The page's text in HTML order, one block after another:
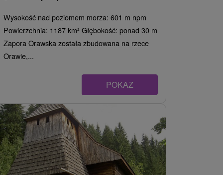
Wysokość nad poziomem morza: 601 m npm
Powierzchnia: 1187 km² Głębokość: ponad 30 m
Zapora Orawska została zbudowana na rzece
Orawie,...
POKAZ